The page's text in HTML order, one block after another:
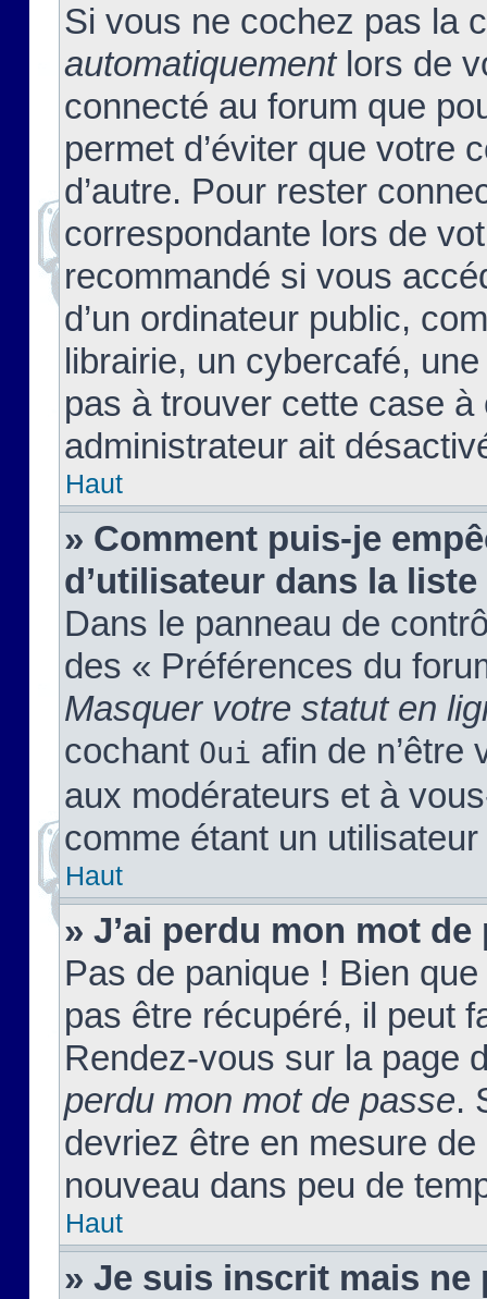
Si vous ne cochez pas la
automatiquementlors de
connecté au forum que
permet d’éviter que votre
d’autre. Pour rester
correspondante lors de
recommandé si vous
d’un ordinateur public,
librairie, un cybercafé,
pas à trouver cette case à
administrateur ait
Haut
» Comment puis-je
d’utilisateur dans la
Dans le panneau de
des « Préférences du
Masquer votre statut en
cochant Oui afin de n’être
aux modérateurs et à
comme étant un
Haut
» J’ai perdu mon mot de
Pas de panique ! Bien
pas être récupéré, il peut
Rendez-vous sur la page
perdu mon mot de passe.
devriez être en mesure
nouveau dans peu de
Haut
» Je suis inscrit mais ne